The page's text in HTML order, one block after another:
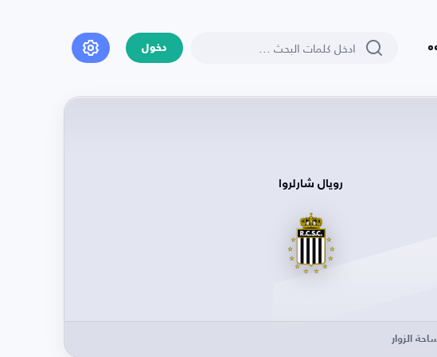
دخول
رويال شارلروا
الزوار